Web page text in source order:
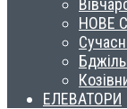
НОВЕ
ЕЛЕВАТОРИ